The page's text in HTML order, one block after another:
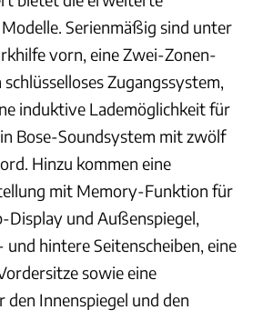
Serienmäßig sind unter
vorn, eine Zwei-Zonen-
Zugangssystem,
induktive Lademöglichkeit für
Bose-Soundsystem mit zwölf
Hinzu kommen eine
mit Memory-Funktion für
Display und Außenspiegel,
hintere Seitenscheiben, eine
sowie eine
Innenspiegel und den